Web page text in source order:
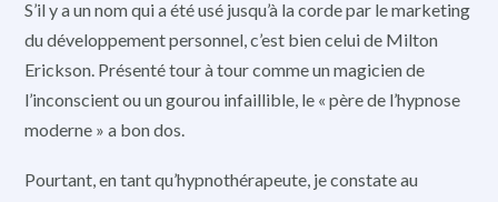
S’il y a un nom qui a été usé jusqu’à la corde par le marketing
du développement personnel, c’est bien celui de Milton
Erickson. Présenté tour à tour comme un magicien de
l’inconscient ou un gourou infaillible, le « père de l’hypnose
moderne » a bon dos.
Pourtant, en tant qu’hypnothérapeute, je constate au